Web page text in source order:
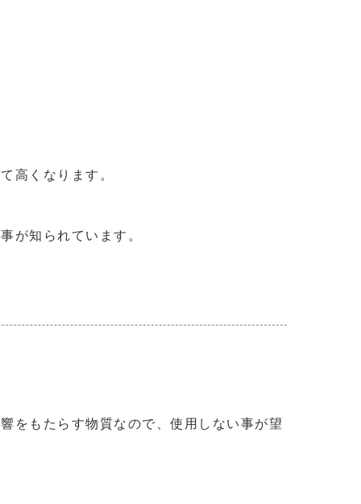
高くなります。
が知られています。
をもたらす物質なので、使用しない事が望